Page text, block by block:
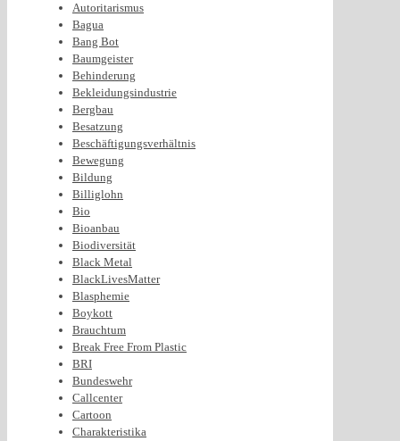
Autoritarismus
Bagua
Bang Bot
Baumgeister
Behinderung
Bekleidungsindustrie
Bergbau
Besatzung
Beschäftigungsverhältnis
Bewegung
Bildung
Billiglohn
Bio
Bioanbau
Biodiversität
Black Metal
BlackLivesMatter
Blasphemie
Boykott
Brauchtum
Break Free From Plastic
BRI
Bundeswehr
Callcenter
Cartoon
Charakteristika